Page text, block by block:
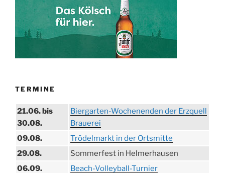
TERMINE
21.06. bis
30.08.
Biergarten-Wochenenden der Erzquell
Brauerei
09.08.
Trödelmarkt in der Ortsmitte
29.08.
Sommerfest in Helmerhausen
06.09.
Beach-Volleyball-Turnier